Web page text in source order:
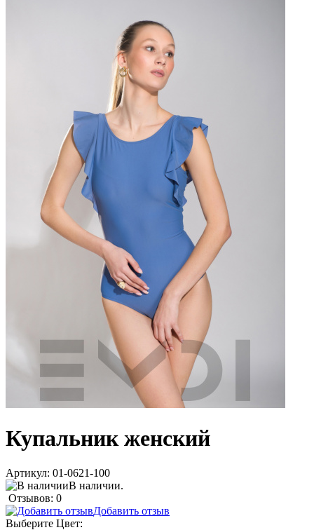
Купальник женский
Артикул: 01-0621-100
В наличии.
Отзывов: 0
Добавить отзыв
Выберите Цвет: